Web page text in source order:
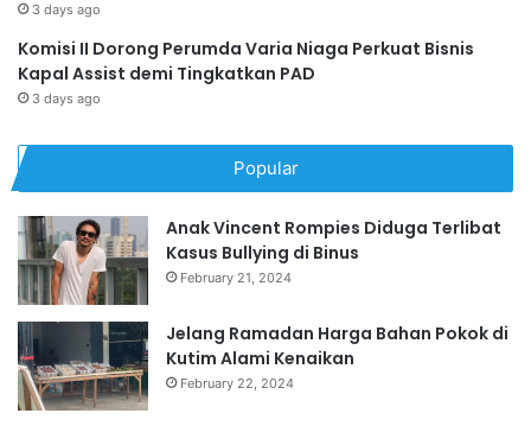
3 days ago
Komisi II Dorong Perumda Varia Niaga Perkuat Bisnis
Kapal Assist demi Tingkatkan PAD
3 days ago
Popular
Anak Vincent Rompies Diduga Terlibat
Kasus Bullying di Binus
February 21, 2024
Jelang Ramadan Harga Bahan Pokok di
Kutim Alami Kenaikan
February 22, 2024